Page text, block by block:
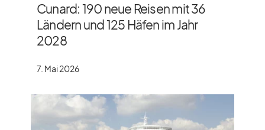
Cunard: 190 neue Reisen mit 36
Ländern und 125 Häfen im Jahr
2028
7. Mai 2026